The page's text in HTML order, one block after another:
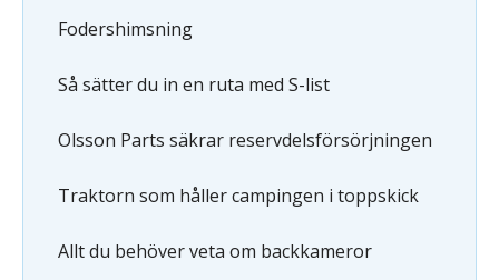
Fodershimsning
Så sätter du in en ruta med S-list
Olsson Parts säkrar reservdelsförsörjningen
Traktorn som håller campingen i toppskick
Allt du behöver veta om backkameror